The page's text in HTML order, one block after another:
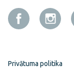
Privātuma politika